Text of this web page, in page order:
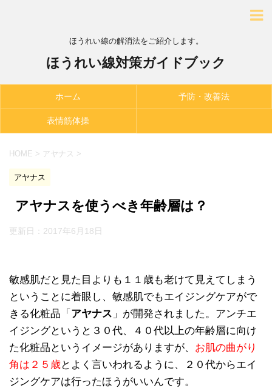
ほうれい線の解消法をご紹介します。
ほうれい線対策ガイドブック
ホーム 予防・改善法
表情筋体操
HOME > アヤナス >
アヤナス
アヤナスを使うべき年齢層は？
更新日： 2017年6月18日
敏感肌だと見た目よりも１１歳も老けて見えてしまう
ということに着眼し、敏感肌でもエイジングケアがで
きる化粧品「 アヤナス 」が開発されました。アンチエ
イジングというと３０代、４０代以上の年齢層に向け
た化粧品というイメージがありますが、 お肌の曲がり
角は２５歳とよく言いわれるように、２０代からエイ
ジングケアは行ったほうがいいんです。